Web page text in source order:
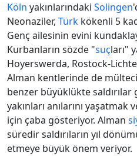
Köln yakınlarındaki Solingen
Neonaziler, Türk kökenli 5
Genç ailesinin evini
Kurbanların sözde "suçları"
Hoyerswerda, Rostock-
Alman kentlerinde de
benzer büyüklükte saldırılar
yakınları anılarını yaşatmak
için çaba gösteriyor. Alman
süredir saldırıların yıl
etmeye büyük önem veriyor.